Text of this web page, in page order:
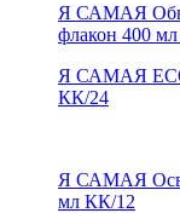
Я САМАЯ
флакон 400
Я САМАЯ
КК/24
Я САМАЯ
мл КК/12